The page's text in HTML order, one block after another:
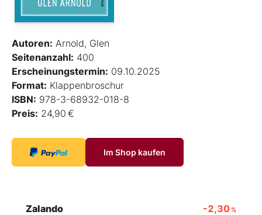
Autoren: Arnold, Glen
Seitenanzahl: 400
Erscheinungstermin: 09.10.2025
Format: Klappenbroschur
ISBN: 978-3-68932-018-8
Preis: 24,90 €
Im Shop kaufen
Zalando -2,30 %